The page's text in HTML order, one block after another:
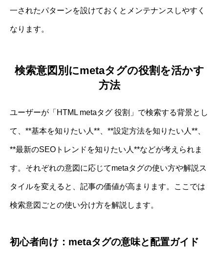
一されたパターンを設けておくとメンテナンスしやすく
なります。
検索意図別にmetaタグの役割を活かす
方法
ユーザーが「HTML metaタグ 役割」で検索する背景とし
て、**基本を知りたい人**、**設定方法を知りたい人**、
**最新のSEOトレンドを知りたい人**などが考えられま
す。それぞれの意図に応じてmetaタグの使い方や解説ス
タイルを変えると、記事の価値が高まります。ここでは
検索意図ごとの使い分け方を解説します。
初心者向け：metaタグの意味と配置ガイド